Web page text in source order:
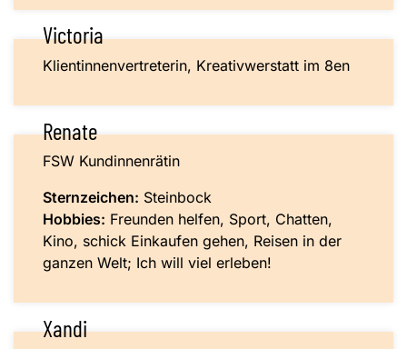
Victoria
Klientinnenvertreterin, Kreativwerstatt im 8en
Renate
FSW Kundinnenrätin
Sternzeichen: Steinbock
Hobbies: Freunden helfen, Sport, Chatten,
Kino, schick Einkaufen gehen, Reisen in der
ganzen Welt; Ich will viel erleben!
Xandi